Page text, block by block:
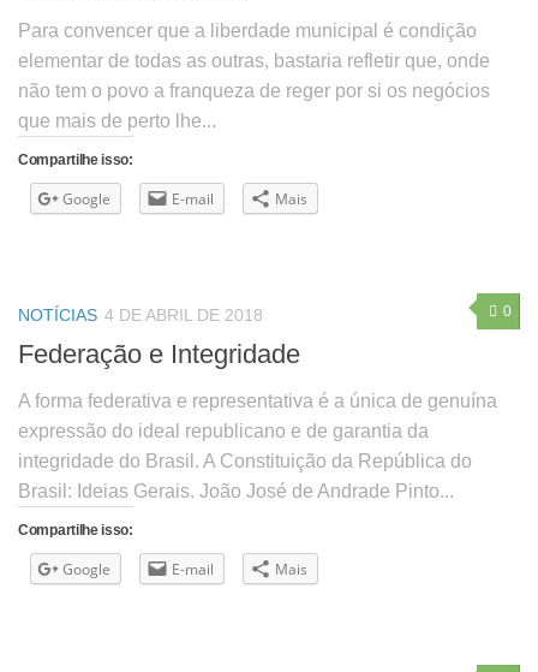
Para convencer que a liberdade municipal é condição
elementar de todas as outras, bastaria refletir que, onde
não tem o povo a franqueza de reger por si os negócios
que mais de perto lhe...
Compartilhe isso:
Google E-mail Mais
0
NOTÍCIAS 4 DE ABRIL DE 2018
Federação e Integridade
A forma federativa e representativa é a única de genuína
expressão do ideal republicano e de garantia da
integridade do Brasil. A Constituição da República do
Brasil: Ideias Gerais. João José de Andrade Pinto...
Compartilhe isso:
Google E-mail Mais